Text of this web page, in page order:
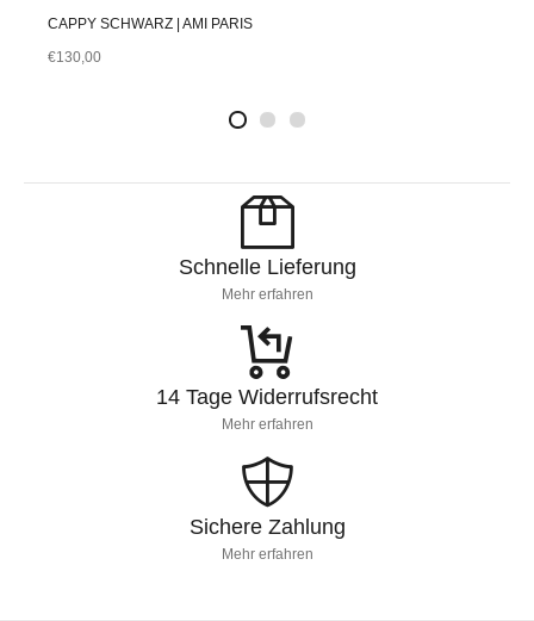
CAPPY SCHWARZ | AMI PARIS
€130,00
Schnelle Lieferung
Mehr erfahren
14 Tage Widerrufsrecht
Mehr erfahren
Sichere Zahlung
Mehr erfahren